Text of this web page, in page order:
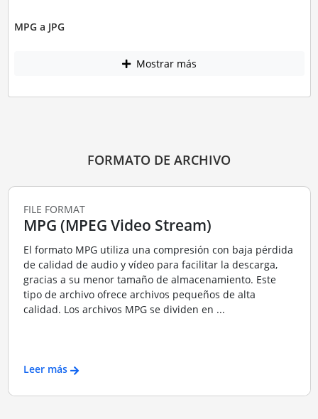
MPG a JPG
Mostrar más
FORMATO DE ARCHIVO
FILE FORMAT
MPG (MPEG Video Stream)
El formato MPG utiliza una compresión con baja pérdida
de calidad de audio y vídeo para facilitar la descarga,
gracias a su menor tamaño de almacenamiento. Este
tipo de archivo ofrece archivos pequeños de alta
calidad. Los archivos MPG se dividen en ...
Leer más